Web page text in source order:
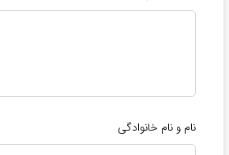
نام و نام خانوادگی